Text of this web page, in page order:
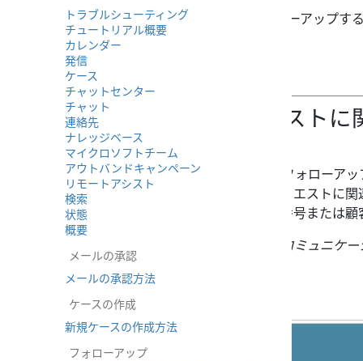
メモ: 最近送信した返信をフォローアップす
な場合があります。
ステップ1: リクエスト
る
特定のカスタマーリクエストのフォローア
がすべて揃ったら、まずこのリクエストに
ケースを検索するには、ケース番号または
有効なコミュニケ
スを選択します。
トラブルシューティング
チュートリアル概要
カレンダー
発信
ケース
チャットセンター
チャット
連絡先
ナレッジベース
マイクロソフトチーム
アウトバンドキャンペーン
リモートアシスト
検索
状態
概要
メールの承認
メールの承認方法
ケースの作成
新規ケースの作成方法
フォローアップ